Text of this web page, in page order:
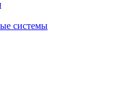
системы